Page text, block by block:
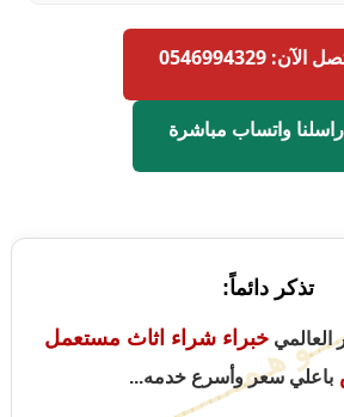
0546994329
واتساب مباشرة
هـمــــــــــــــام
تذكر دائماً:
خبراء شراء اثاث مستعمل
باعلي سعر وأسرع خدمه...